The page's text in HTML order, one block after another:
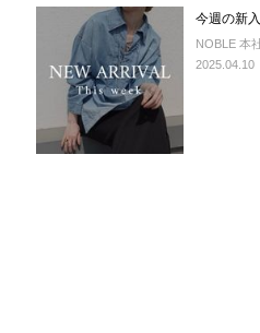
今週の新
NOBLE 本
2025.04.10